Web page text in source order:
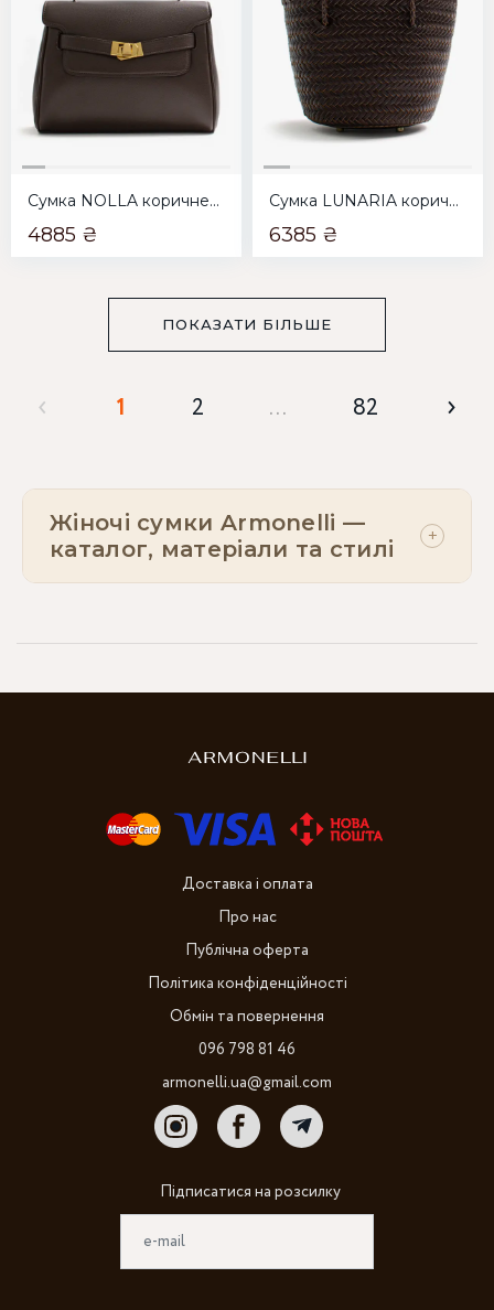
Сумка NOLLA коричнева
4885 ₴
Сумка LUNARIA коричнева
6385 ₴
ПОКАЗАТИ БІЛЬШЕ
‹ 1 2 … 82 ›
Жіночі сумки Armonelli —
каталог, матеріали та стилі
+
Доставка і оплата
Про нас
Публічна оферта
Політика конфіденційності
Обмін та повернення
096 798 81 46
armonelli.ua@gmail.com
Підписатися на розсилку